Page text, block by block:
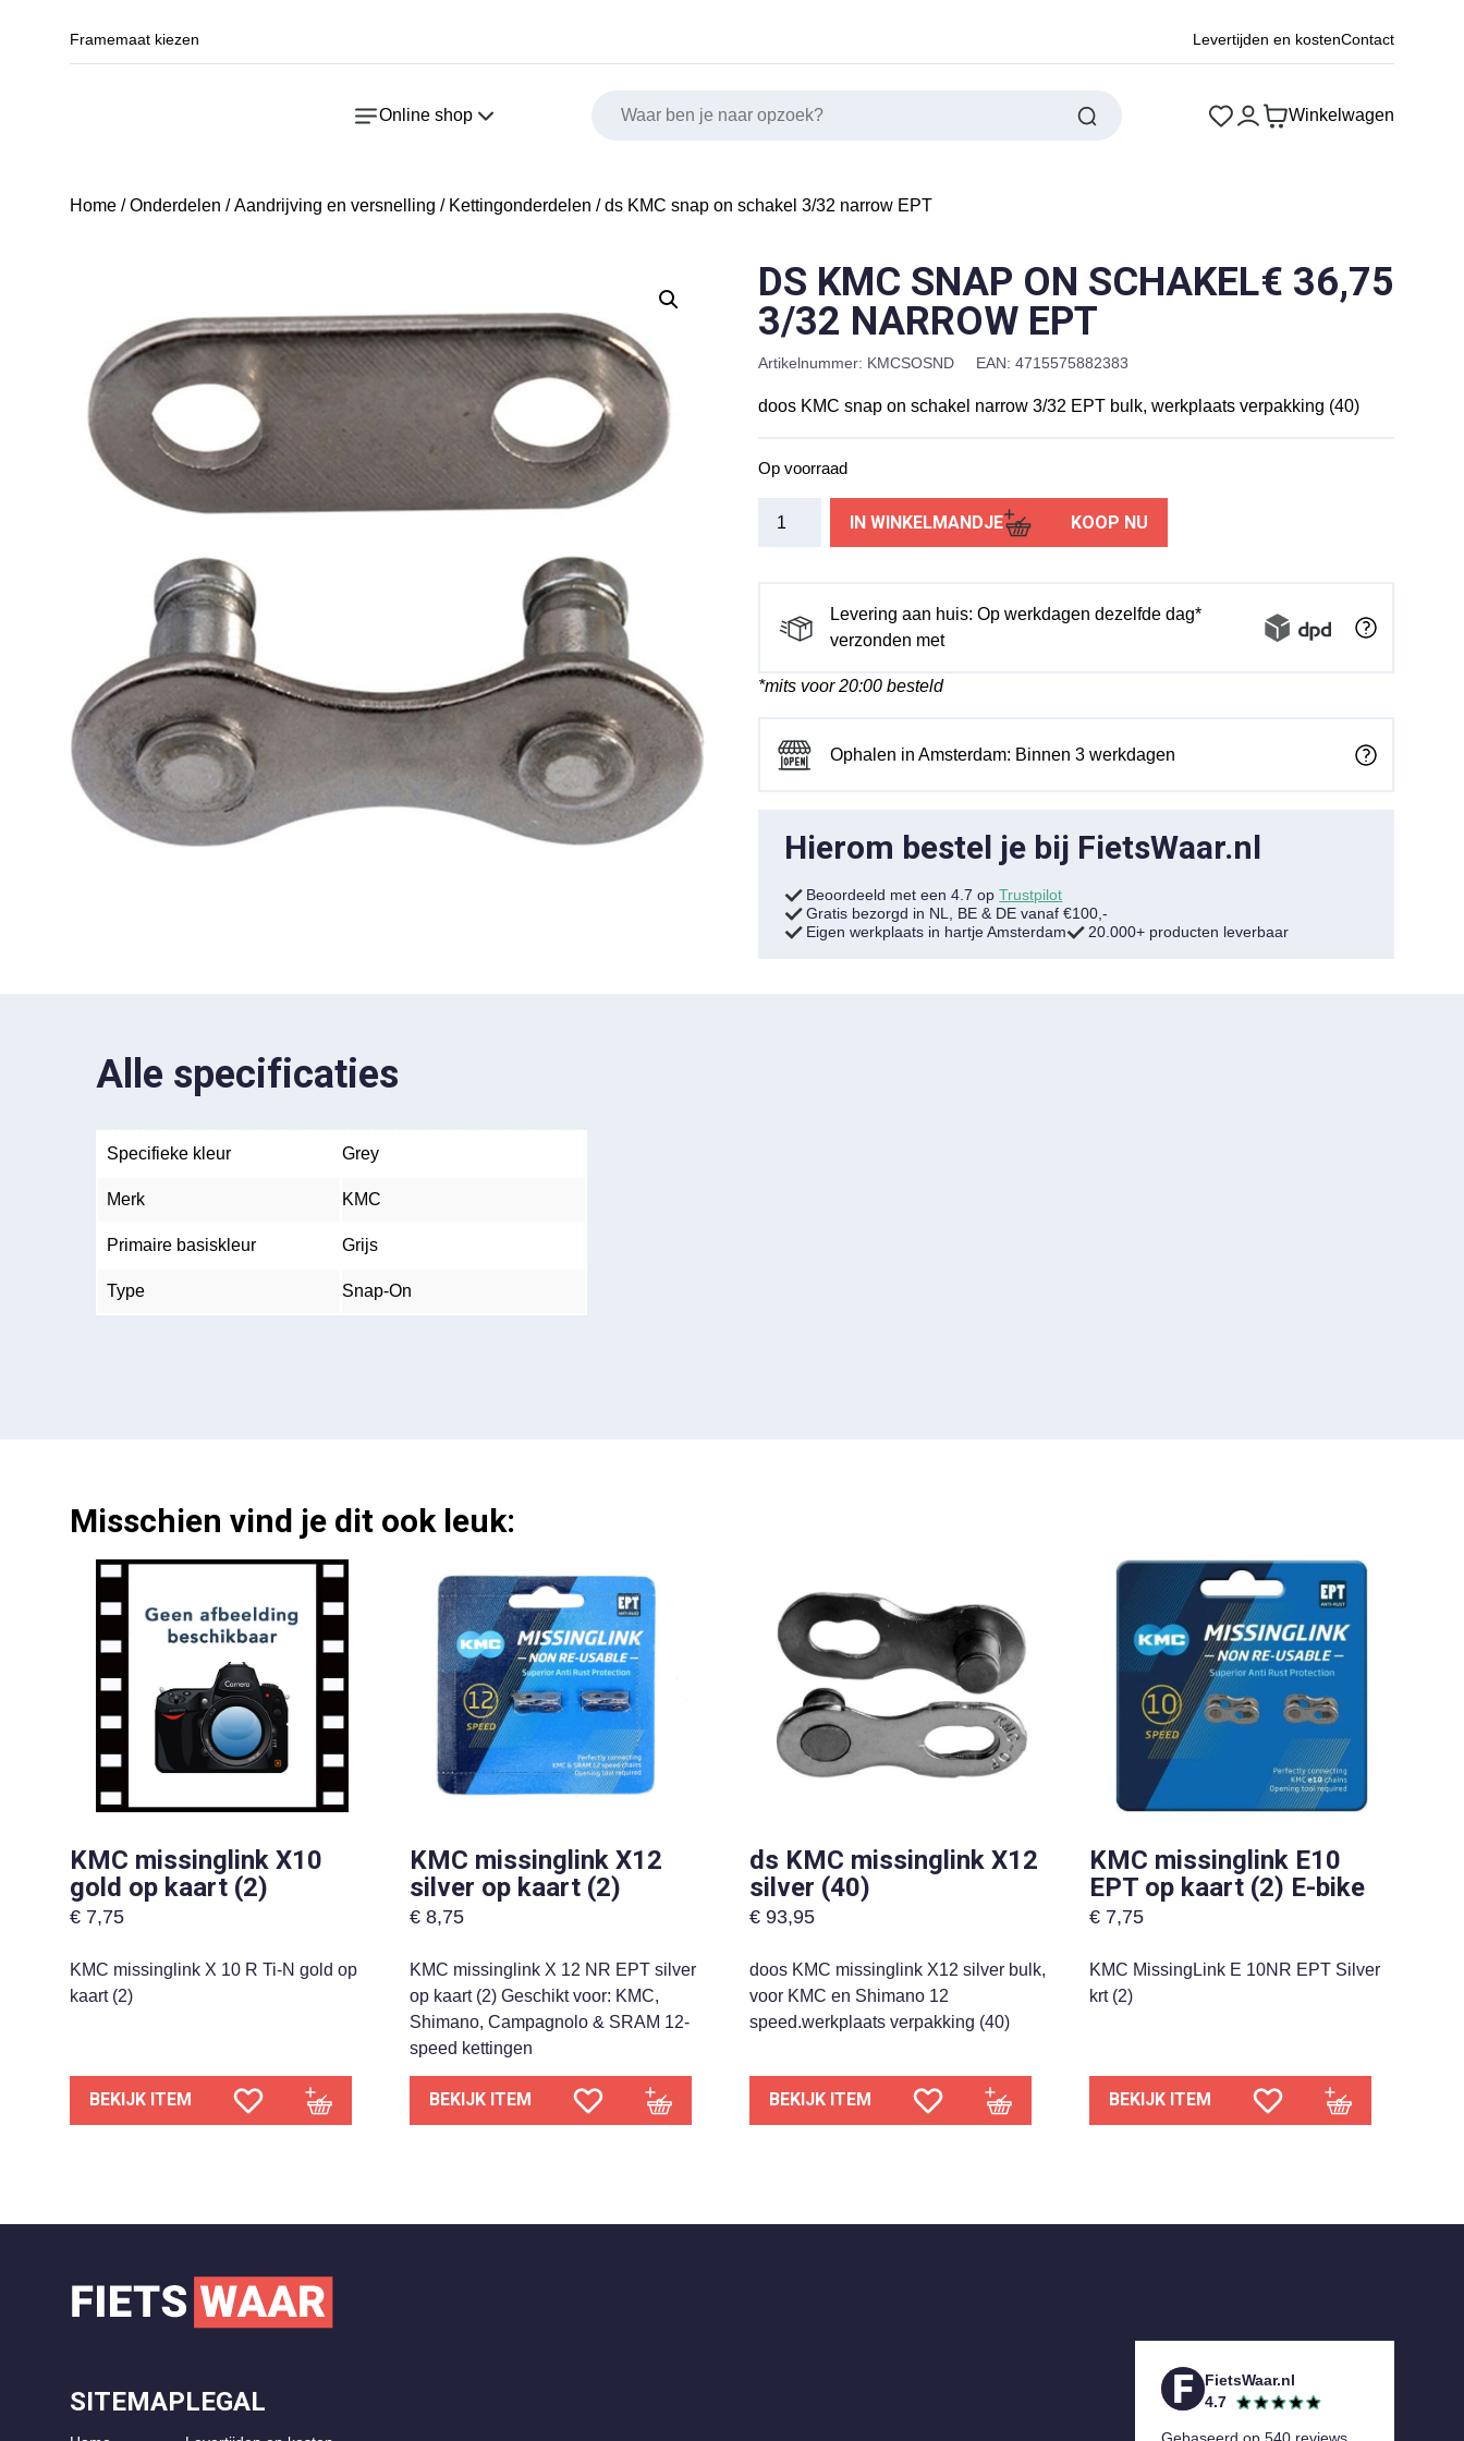
Framemaat kiezen Levertijden en kostenContact
Online shop Winkelwagen
Home /Onderdelen /Aandrijving en versnelling / Kettingonderdelen / ds KMC snap on schakel 3/32 narrow EPT
DS KMC SNAP ON SCHAKEL
3/32 NARROW EPT
€ 36,75
Artikelnummer: KMCSOSND EAN: 4715575882383
doos KMC snap on schakel narrow 3/32 EPT bulk, werkplaats verpakking (40)
Op voorraad
schakel
3/32
EPT
IN WINKELMANDJE KOOP NU
Levering aan huis: Op werkdagen dezelfde dag*
verzonden met
*mits voor 20:00 besteld
Ophalen in Amsterdam: Binnen 3 werkdagen
Hierom bestel je bij FietsWaar.nl
Beoordeeld met een 4.7 opTrustpilot
Gratis bezorgd in NL, BE & DE vanaf €100,-
Eigen werkplaats in hartje Amsterdam
20.000+ producten leverbaar
Alle specificaties
Specifieke kleur Grey
Merk KMC
Primaire basiskleur Grijs
Type Snap-On
Misschien vind je dit ook leuk:
KMC missinglink X10
gold op kaart (2)
€ 7,75
KMC missinglink X 10 R Ti-N gold op
kaart (2)
BEKIJK ITEM
KMC missinglink X12
silver op kaart (2)
€ 8,75
KMC missinglink X 12 NR EPT silver
op kaart (2) Geschikt voor: KMC,
Shimano, Campagnolo & SRAM 12-
speed kettingen
BEKIJK ITEM
ds KMC missinglink X12
silver (40)
€ 93,95
doos KMC missinglink X12 silver bulk,
voor KMC en Shimano 12
speed.werkplaats verpakking (40)
BEKIJK ITEM
KMC missinglink E10
EPT op kaart (2) E-bike
€ 7,75
KMC MissingLink E 10NR EPT Silver
krt (2)
BEKIJK ITEM
SITEMAPLEGAL
FietsWaar.nl
4.7